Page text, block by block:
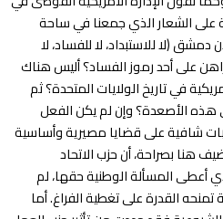
الشعار الذي جمعنا في ساحة
(لا للاستبداد، لا للفساد، لا
على أحد رموز الفساد؟ أليس هناك
في تاريخ الولايات المتحدة؟ ثم
هذه الأصعدة؟ وإن لم يكن الفعل
شافية على قضايا مصيرية وأساسية
هنا بصراحة، أن حزب الاتحاد
أعطى المسألة الوطنية حقها، لم
القدرة على تغطية الفراغ. أما